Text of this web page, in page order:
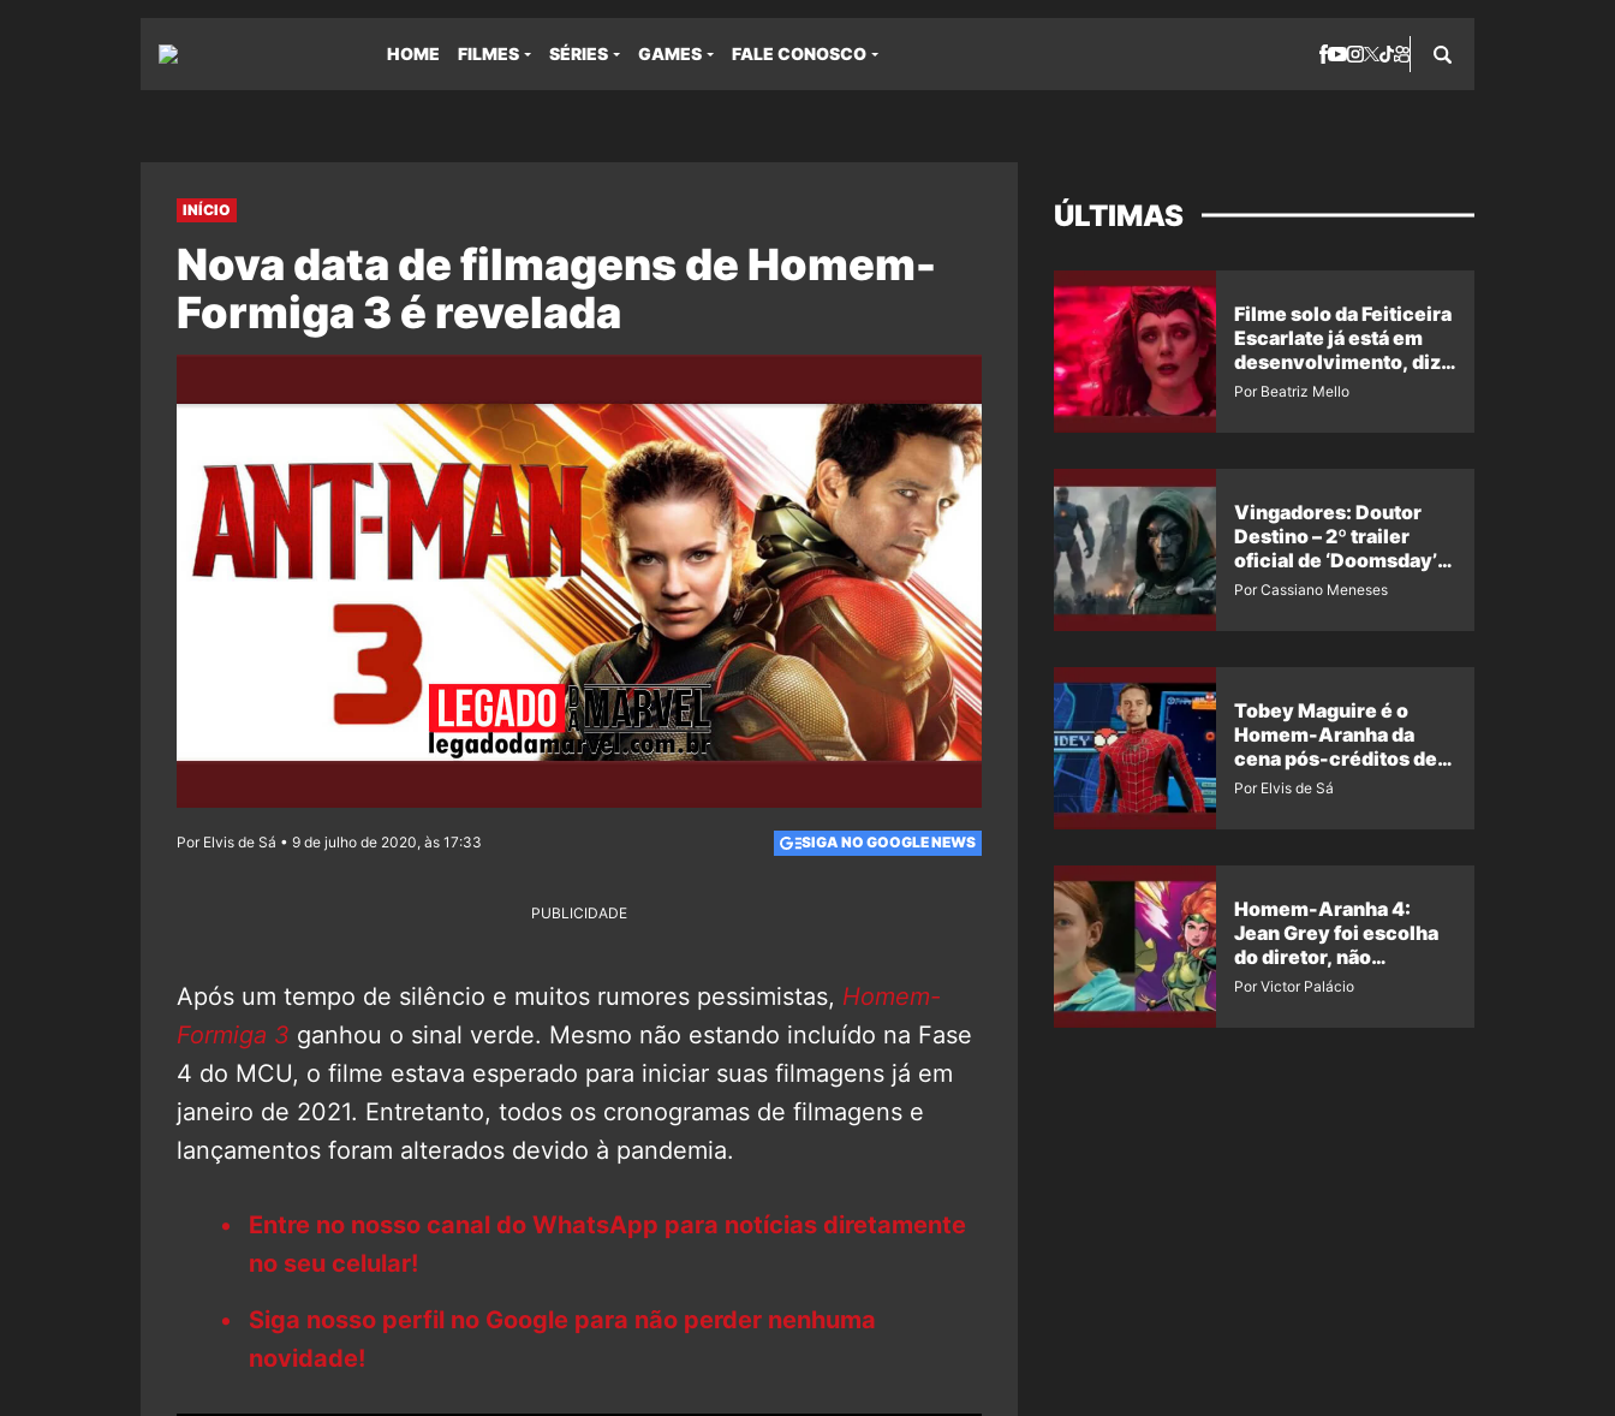
HOME FILMES SÉRIES GAMES FALE CONOSCO
INÍCIO
Nova data de filmagens de Homem-
Formiga 3 é revelada
Por Elvis de Sá • 9 de julho de 2020, às 17:33 SIGA NO GOOGLE NEWS
PUBLICIDADE
Após um tempo de silêncio e muitos rumores pessimistas, Homem-
Formiga 3 ganhou o sinal verde. Mesmo não estando incluído na Fase
4 do MCU, o filme estava esperado para iniciar suas filmagens já em
janeiro de 2021. Entretanto, todos os cronogramas de filmagens e
lançamentos foram alterados devido à pandemia.
Entre no nosso canal do WhatsApp para notícias diretamente
no seu celular!
Siga nosso perfil no Google para não perder nenhuma
novidade!
ÚLTIMAS
Filme solo da Feiticeira
Escarlate já está em
desenvolvimento, diz
insider
Por Beatriz Mello
Vingadores: Doutor
Destino – 2º trailer
oficial de ‘Doomsday’
ganha nova data para
Por Cassiano Meneses
Tobey Maguire é o
Homem-Aranha da
cena pós-créditos de
Um Novo Dia?
Por Elvis de Sá
Homem-Aranha 4:
Jean Grey foi escolha
do diretor, não
imposição da Marvel
Por Victor Palácio